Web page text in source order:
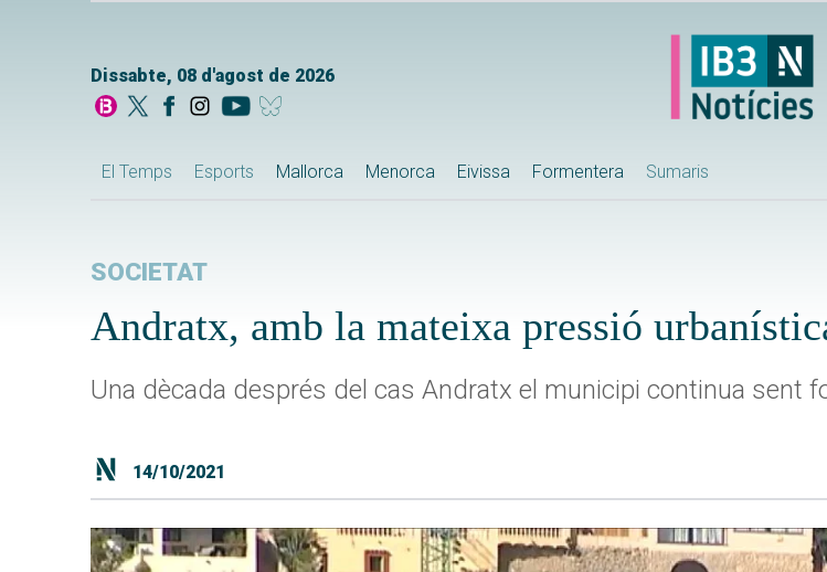
Dissabte, 08 d'agost de 2026
El Temps Esports Mallorca Menorca Eivissa Formentera Sumaris
SOCIETAT
Andratx, amb la mateixa pressió
Una dècada després del cas Andratx el municipi continua sent
14/10/2021